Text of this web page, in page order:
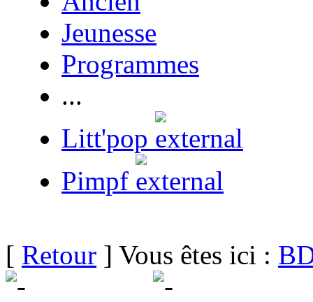
Jeunesse
Programmes
...
Litt'pop
Pimpf
[ Retour ] Vous êtes ici :